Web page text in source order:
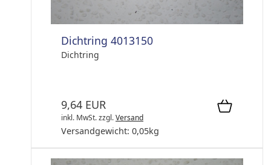
Dichtring 4013150
Dichtring
9,64 EUR
inkl. MwSt.zzgl.Versand
Versandgewicht: 0,05kg